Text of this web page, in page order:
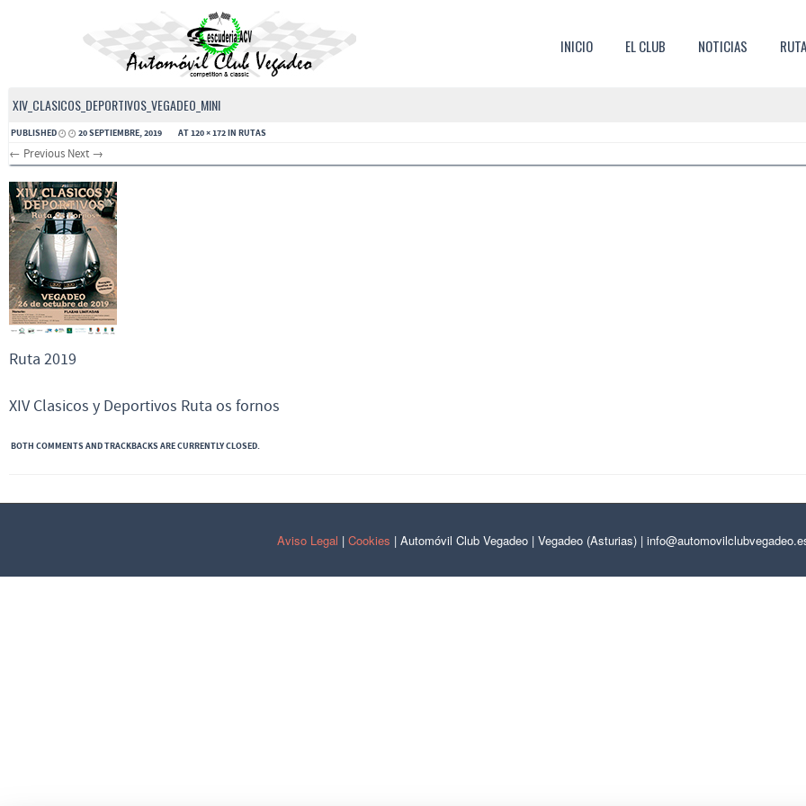
INICIO EL CLUB NOTICIAS
XIV_CLASICOS_DEPORTIVOS_VEGADEO_MINI
PUBLISHED 20 SEPTIEMBRE, 2019 AT120 × 172IN RUTAS
← Previous Next →
Ruta 2019
XIV Clasicos y Deportivos Ruta os fornos
BOTH COMMENTS AND TRACKBACKS ARE CURRENTLY CLOSED.
Aviso Legal | Cookies | Automóvil Club Vegadeo | Vegadeo (Asturias) |